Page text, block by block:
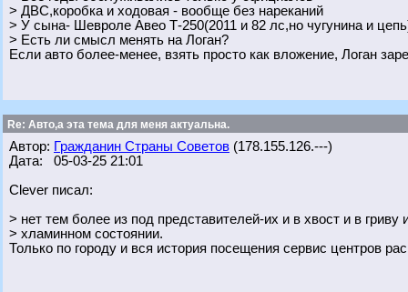
> ДВС,коробка и ходовая - вообще без нареканий
> У сына- Шевроле Авео Т-250(2011 и 82 лс,но чугунина и
> Есть ли смысл менять на Логан?
Если авто более-менее, взять просто как вложение, Логан
Re: Авто,а эта тема для меня актуальна.
Автор: Гражданин Страны Советов (178.155.126.---)
Дата: 05-03-25 21:01
Clever писал:
> нет тем более из под представителей-их и в хвост и в
> хламинном состоянии.
Только по городу и вся история посещения сервис центров